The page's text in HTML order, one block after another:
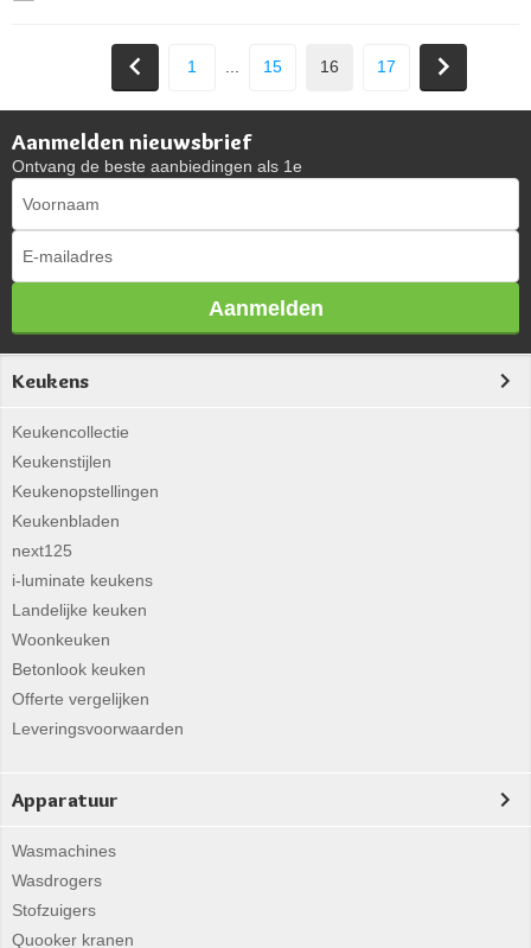
1 ... 15 16 17
Aanmelden nieuwsbrief
Ontvang de beste aanbiedingen als 1e
Aanmelden
Keukens
Keukencollectie
Keukenstijlen
Keukenopstellingen
Keukenbladen
next125
i-luminate keukens
Landelijke keuken
Woonkeuken
Betonlook keuken
Offerte vergelijken
Leveringsvoorwaarden
Apparatuur
Wasmachines
Wasdrogers
Stofzuigers
Quooker kranen